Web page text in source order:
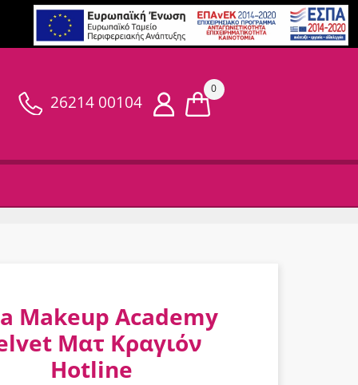
26214 00104
0
Makeup Academy
Ματ Κραγιόν
Hotline